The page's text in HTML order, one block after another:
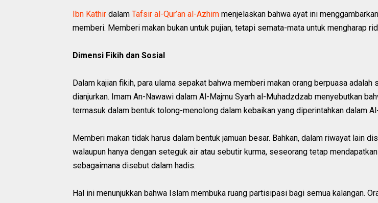
Ibn Kathir dalam Tafsir al-Qur’an al-Azhim menjelaskan bahwa ayat ini
memberi. Memberi makan bukan untuk pujian, tetapi semata-mata untuk mengharap
Dimensi Fikih dan Sosial
Dalam kajian fikih, para ulama sepakat bahwa memberi makan orang berpuasa adalah
dianjurkan. Imam An-Nawawi dalam Al-Majmu Syarh al-Muhadzdzab menyebutkan
termasuk dalam bentuk tolong-menolong dalam kebaikan yang diperintahkan dalam Al-
Memberi makan tidak harus dalam bentuk jamuan besar. Bahkan, dalam riwayat lain
walaupun hanya dengan seteguk air atau sebutir kurma, seseorang tetap
sebagaimana disebut dalam hadis.
Hal ini menunjukkan bahwa Islam membuka ruang partisipasi bagi semua kalangan.